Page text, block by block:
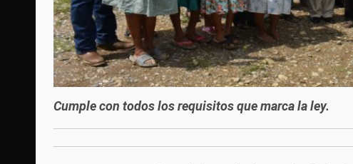
Cumple con todos los requisitos que marca la ley.